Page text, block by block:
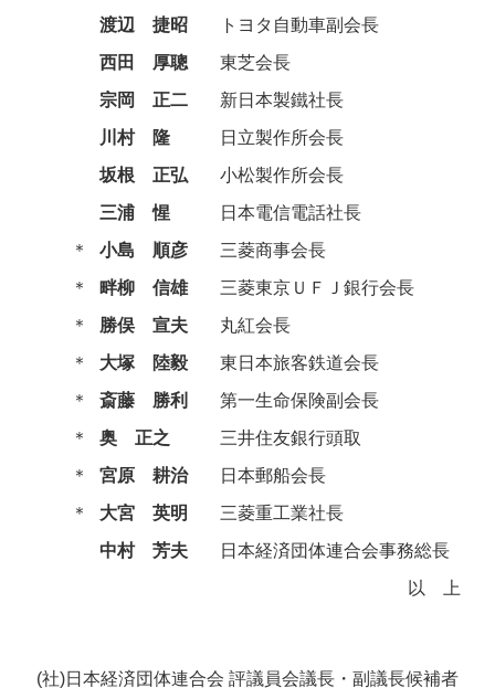
渡辺 捷昭
トヨタ自動車副会長
西田 厚聰
東芝会長
宗岡 正二
新日本製鐵社長
川村 隆
日立製作所会長
坂根 正弘
小松製作所会長
三浦 惺
日本電信電話社長
＊
小島 順彦
三菱商事会長
＊
畔柳 信雄
三菱東京ＵＦＪ銀行会長
＊
勝俣 宣夫
丸紅会長
＊
大塚 陸毅
東日本旅客鉄道会長
＊
斎藤 勝利
第一生命保険副会長
＊
奥 正之
三井住友銀行頭取
＊
宮原 耕治
日本郵船会長
＊
大宮 英明
三菱重工業社長
中村 芳夫
日本経済団体連合会事務総長
以上
(社)日本経済団体連合会 評議員会議長・副議長候補者